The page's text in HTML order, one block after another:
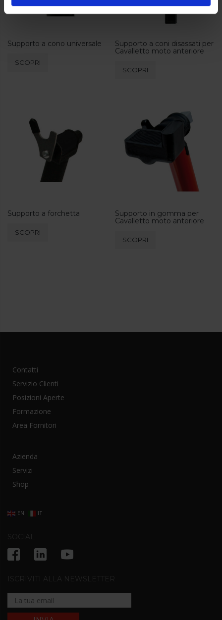
Supporto a cono universale
SCOPRI
Supporto a coni disassati per
Cavalletto moto anteriore
SCOPRI
Supporto a forchetta
SCOPRI
Supporto in gomma per
Cavalletto moto anteriore
SCOPRI
Contatti
Servizio Clienti
Posizioni Aperte
Formazione
Area Fornitori
Azienda
Servizi
Shop
EN IT
SOCIAL
ISCRIVITI ALLA NEWSLETTER